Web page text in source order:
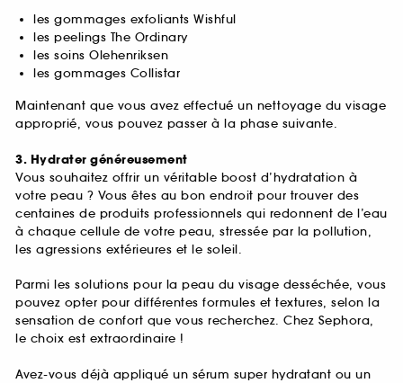
les gommages exfoliants Wishful
les peelings The Ordinary
les soins Olehenriksen
les gommages Collistar
Maintenant que vous avez effectué un nettoyage du visage
approprié, vous pouvez passer à la phase suivante.
3. Hydrater généreusement
Vous souhaitez offrir un véritable boost d’hydratation à
votre peau ? Vous êtes au bon endroit pour trouver des
centaines de produits professionnels qui redonnent de l’eau
à chaque cellule de votre peau, stressée par la pollution,
les agressions extérieures et le soleil.
Parmi les solutions pour la peau du visage desséchée, vous
pouvez opter pour différentes formules et textures, selon la
sensation de confort que vous recherchez. Chez Sephora,
le choix est extraordinaire !
Avez-vous déjà appliqué un sérum super hydratant ou un